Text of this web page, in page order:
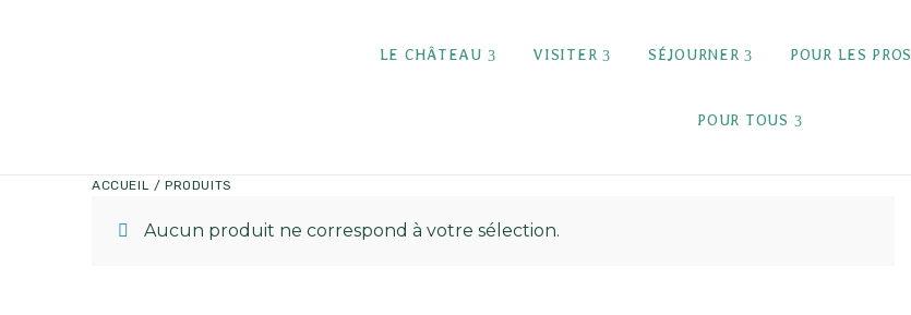
LE CHÂTEAU VISITER SÉJOURNER POUR LES PROS
POUR TOUS
ACCUEIL / PRODUITS
Aucun produit ne correspond à votre sélection.